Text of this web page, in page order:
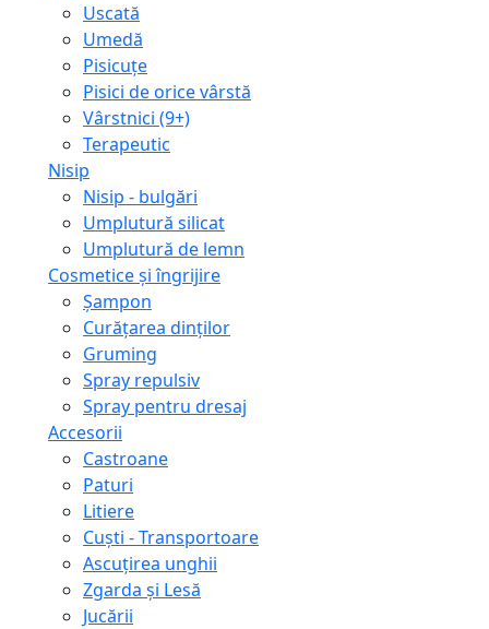
Uscată
Umedă
Pisicuțe
Pisici de orice vârstă
Vârstnici (9+)
Terapeutic
Nisip
Nisip - bulgări
Umplutură silicat
Umplutură de lemn
Cosmetice și îngrijire
Șampon
Curățarea dinților
Gruming
Spray repulsiv
Spray pentru dresaj
Accesorii
Castroane
Paturi
Litiere
Сuști - Transportoare
Ascuţirea unghii
Zgarda și Lesă
Jucării